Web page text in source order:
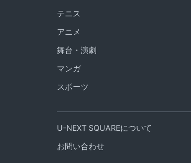
テニス
アニメ
舞台・演劇
マンガ
スポーツ
U-NEXT SQUAREについて
お問い合わせ